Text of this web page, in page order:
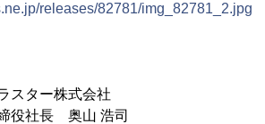
releases/82781/img_82781_2.jpg
ター株式会社
役社長 奥山 浩司